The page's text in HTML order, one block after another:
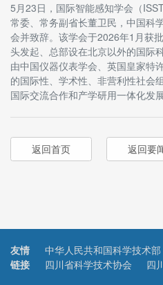
5月23日，国际智能感知学会（
常委、常务副省长董卫民，中国科
会并致辞。该学会于2026年1月获
头发起、总部设在北京以外的国际
由中国仪器仪表学会、英国皇家特
的国际性、学术性、非营利性社会
国际交流合作和产学研用一体化发
返回首页 返回要
友情
链接
中华人民共和国科学技术部
四川省科学技术协会
四